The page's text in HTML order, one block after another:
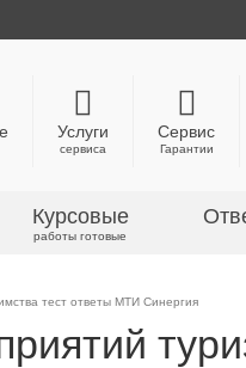
Услуги
сервиса
Сервис
Гарантии
Курсовые
работы готовые
тест ответы МТИ Синергия